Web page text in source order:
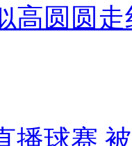
高圆圆走
播球赛